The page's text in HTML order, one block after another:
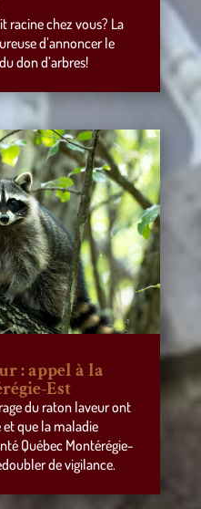
racine chez vous? La
d’annoncer le
don d’arbres!
: appel à la
Est
du raton laveur ont
que la maladie
Québec Montérégie-
de vigilance.